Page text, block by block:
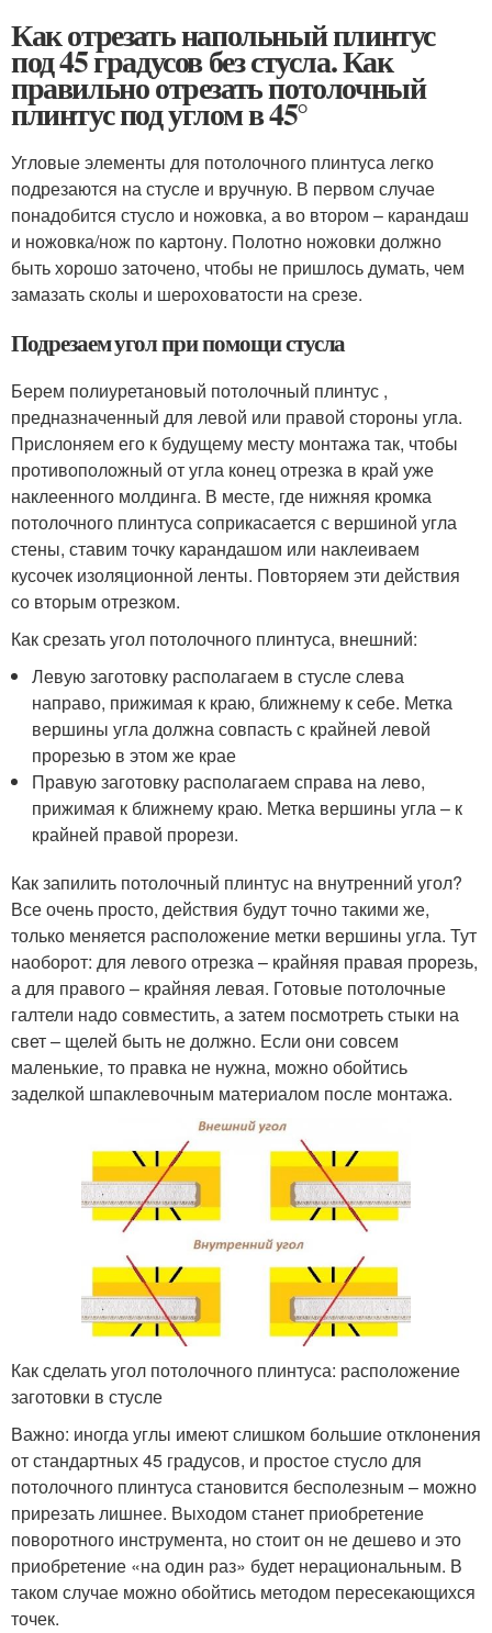
Как отрезать напольный плинтус
под 45 градусов без стусла. Как
правильно отрезать потолочный
плинтус под углом в 45°
Угловые элементы для потолочного плинтуса легко
подрезаются на стусле и вручную. В первом случае
понадобится стусло и ножовка, а во втором – карандаш
и ножовка/нож по картону. Полотно ножовки должно
быть хорошо заточено, чтобы не пришлось думать, чем
замазать сколы и шероховатости на срезе.
Подрезаем угол при помощи стусла
Берем полиуретановый потолочный плинтус ,
предназначенный для левой или правой стороны угла.
Прислоняем его к будущему месту монтажа так, чтобы
противоположный от угла конец отрезка в край уже
наклеенного молдинга. В месте, где нижняя кромка
потолочного плинтуса соприкасается с вершиной угла
стены, ставим точку карандашом или наклеиваем
кусочек изоляционной ленты. Повторяем эти действия
со вторым отрезком.
Как срезать угол потолочного плинтуса, внешний:
Левую заготовку располагаем в стусле слева
направо, прижимая к краю, ближнему к себе. Метка
вершины угла должна совпасть с крайней левой
прорезью в этом же крае
Правую заготовку располагаем справа на лево,
прижимая к ближнему краю. Метка вершины угла – к
крайней правой прорези.
Как запилить потолочный плинтус на внутренний угол?
Все очень просто, действия будут точно такими же,
только меняется расположение метки вершины угла. Тут
наоборот: для левого отрезка – крайняя правая прорезь,
а для правого – крайняя левая. Готовые потолочные
галтели надо совместить, а затем посмотреть стыки на
свет – щелей быть не должно. Если они совсем
маленькие, то правка не нужна, можно обойтись
заделкой шпаклевочным материалом после монтажа.
Как сделать угол потолочного плинтуса: расположение
заготовки в стусле
Важно: иногда углы имеют слишком большие отклонения
от стандартных 45 градусов, и простое стусло для
потолочного плинтуса становится бесполезным – можно
прирезать лишнее. Выходом станет приобретение
поворотного инструмента, но стоит он не дешево и это
приобретение «на один раз» будет нерациональным. В
таком случае можно обойтись методом пересекающихся
точек.